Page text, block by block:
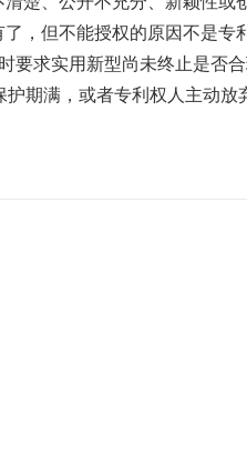
，但不能授权的原因不是专
要求实用新型尚未终止是否
护期满，或者专利权人主动